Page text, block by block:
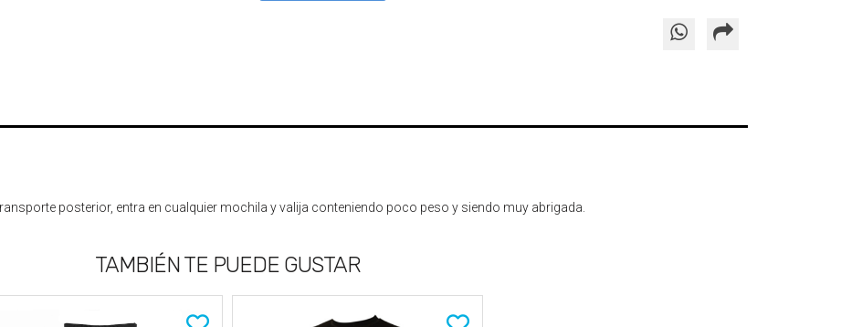
posterior, entra en cualquier mochila y valija conteniendo poco peso y siendo muy abrigada.
TAMBIÉN TE PUEDE GUSTAR